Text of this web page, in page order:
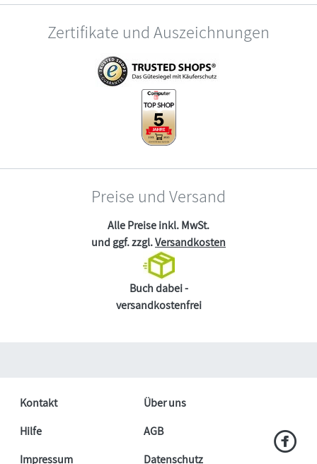
Zertifikate und Auszeichnungen
Preise und Versand
Alle Preise inkl. MwSt.
und ggf. zzgl.Versandkosten
Buch dabei -
versandkostenfrei
Kontakt
Über uns
Hilfe
AGB
Impressum
Datenschutz